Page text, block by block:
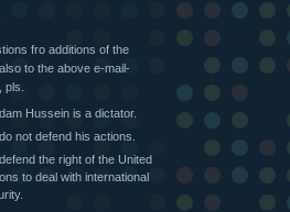
fro additions of the
to the above e-mail-
pls.
Hussein is a dictator.
not defend his actions.
the right of the United
to deal with international